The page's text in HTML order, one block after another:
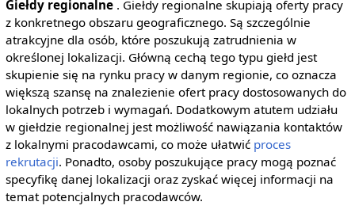
Giełdy regionalne . Giełdy regionalne skupiają oferty pracy
z konkretnego obszaru geograficznego. Są szczególnie
atrakcyjne dla osób, które poszukują zatrudnienia w
określonej lokalizacji. Główną cechą tego typu giełd jest
skupienie się na rynku pracy w danym regionie, co oznacza
większą szansę na znalezienie ofert pracy dostosowanych do
lokalnych potrzeb i wymagań. Dodatkowym atutem udziału
w giełdzie regionalnej jest możliwość nawiązania kontaktów
z lokalnymi pracodawcami, co może ułatwić proces
rekrutacji. Ponadto, osoby poszukujące pracy mogą poznać
specyfikę danej lokalizacji oraz zyskać więcej informacji na
temat potencjalnych pracodawców.